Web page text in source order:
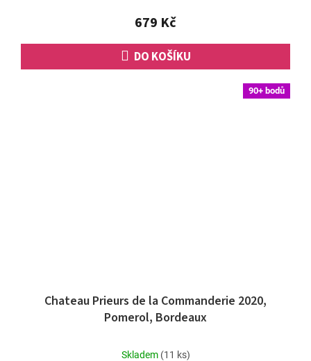
5
hvězdiček.
679 Kč
DO KOŠÍKU
90+ bodů
Chateau Prieurs de la Commanderie 2020,
Pomerol, Bordeaux
Průměrné
Skladem (11 ks)